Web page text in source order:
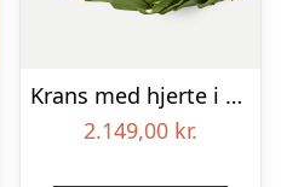
Krans med hjerte i klassisk stil – rød og hvid
2.149,00 kr.